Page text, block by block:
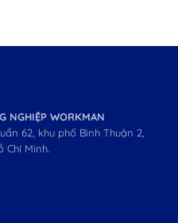
NGHIỆP WORKMAN
62, khu phố Bình Thuận 2,
Chí Minh.